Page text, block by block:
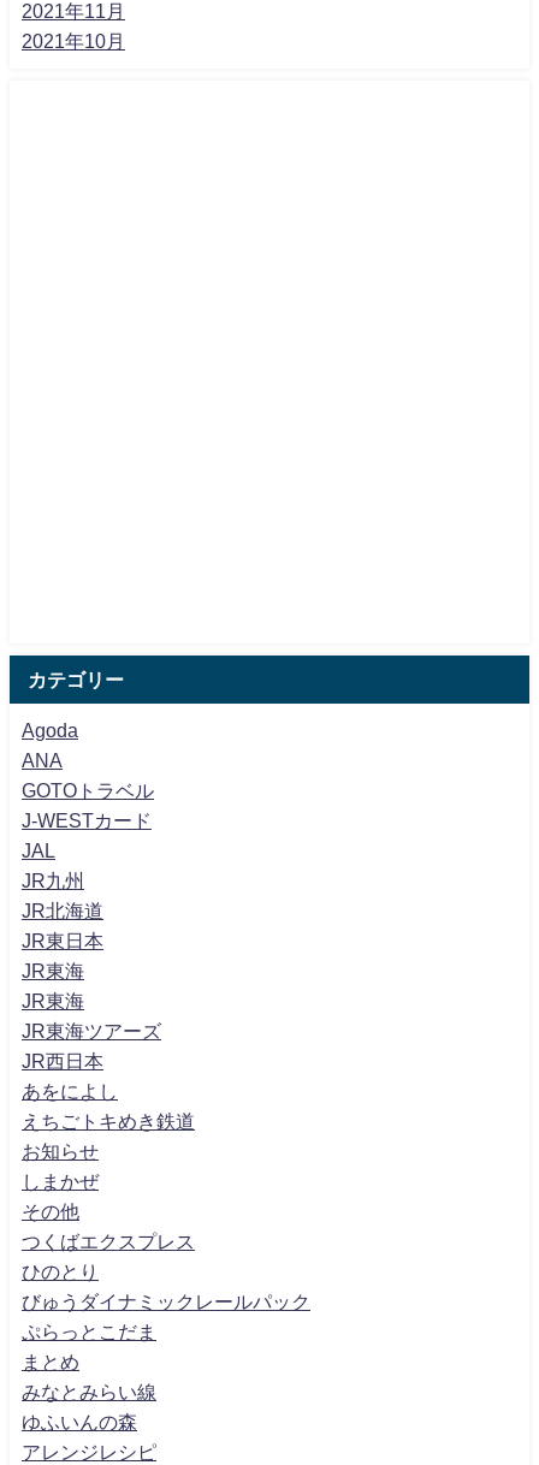
2021年11月
2021年10月
カテゴリー
Agoda
ANA
GOTOトラベル
J-WESTカード
JAL
JR九州
JR北海道
JR東日本
JR東海
JR東海
JR東海ツアーズ
JR西日本
あをによし
えちごトキめき鉄道
お知らせ
しまかぜ
その他
つくばエクスプレス
ひのとり
びゅうダイナミックレールパック
ぷらっとこだま
まとめ
みなとみらい線
ゆふいんの森
アレンジレシピ